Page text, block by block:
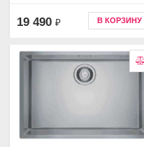
19 490 ₽ В КОРЗИНУ